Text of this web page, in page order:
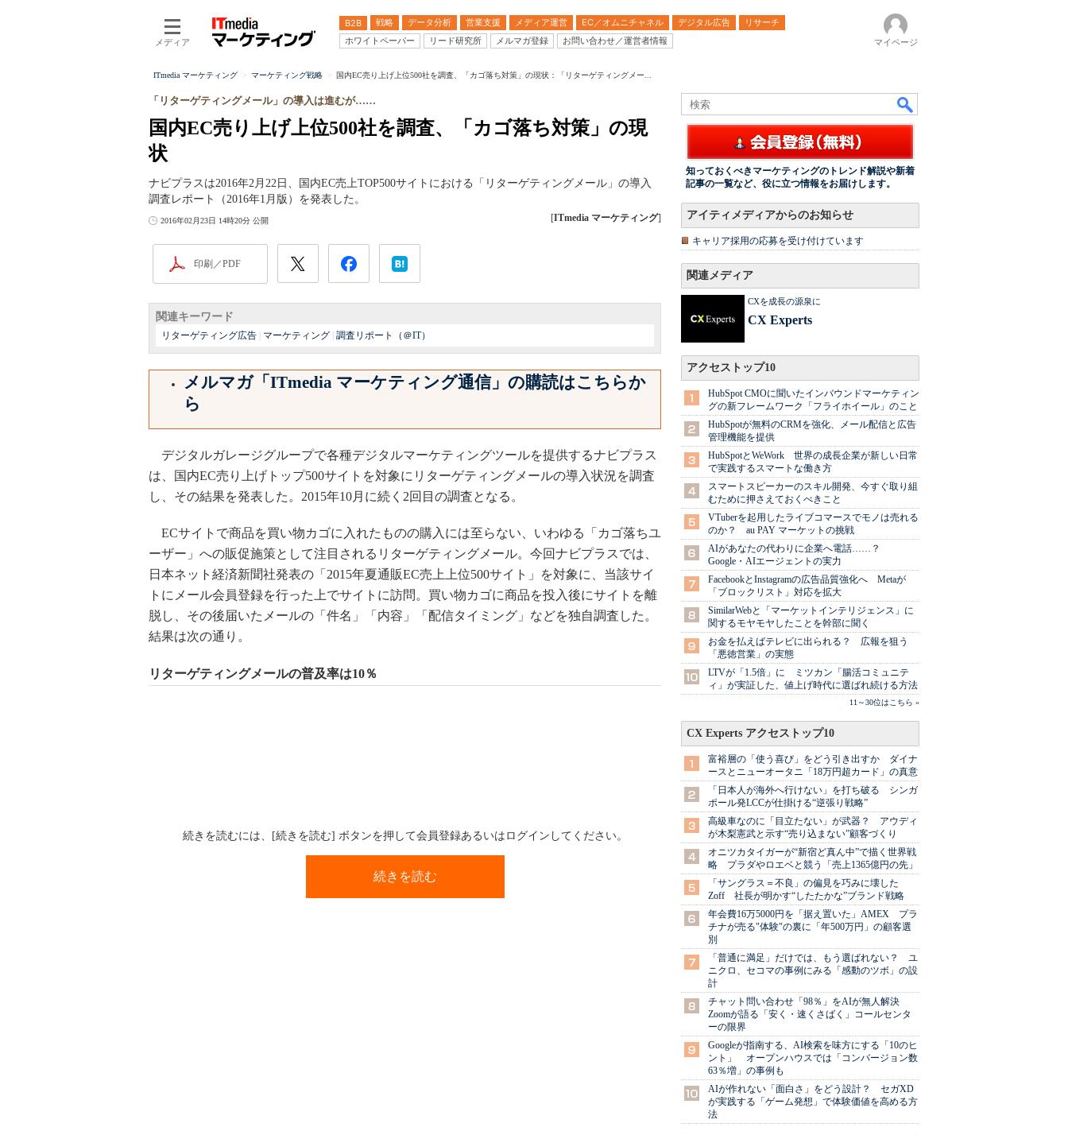
メディア
B2B 戦略 データ分析 営業支援 メディア運営 EC／オムニチャネル デジタル広告
リサーチ
ホワイトペーパー
リード研究所 メルマガ登録 お問い合わせ／運営者情報 マイページ
ITmedia マーケティング マーケティング戦略 国内EC売り上げ上位500社を調査、「カゴ落ち対策」の現状：「リターゲティングメー...
国内EC売り上げ上位500社を調査、「カゴ落ち対策」の現
状
「リターゲティングメール」の導入は進むが……
ナビプラスは2016年2月22日、国内EC売上TOP500サイトにおける「リターゲティングメール」の導入
調査レポート（2016年1月版）を発表した。
2016年02月23日 14時20分 公開 [ITmedia マーケティング]
印刷／PDF
関連キーワード
リターゲティング広告 マーケティング 調査リポート（＠IT）
メルマガ「ITmedia マーケティング通信」の購読はこちらか
ら
デジタルガレージグループで各種デジタルマーケティングツールを提供するナビプラス
は、国内EC売り上げトップ500サイトを対象にリターゲティングメールの導入状況を調査
し、その結果を発表した。2015年10月に続く2回目の調査となる。
ECサイトで商品を買い物カゴに入れたものの購入には至らない、いわゆる「カゴ落ちユ
ーザー」への販促施策として注目されるリターゲティングメール。今回ナビプラスでは、
日本ネット経済新聞社発表の「2015年夏通販EC売上上位500サイト」を対象に、当該サイ
トにメール会員登録を行った上でサイトに訪問。買い物カゴに商品を投入後にサイトを離
脱し、その後届いたメールの「件名」「内容」「配信タイミング」などを独自調査した。
結果は次の通り。
リターゲティングメールの普及率は10％
続きを読むには、[続きを読む] ボタンを押して会員登録あるいはログインしてください。
続きを読む
知っておくべきマーケティングのトレンド解説や新着
記事の一覧など、役に立つ情報をお届けします。
アイティメディアからのお知らせ
キャリア採用の応募を受け付けています
関連メディア
CXを成長の源泉に
CX Experts
アクセストップ10
HubSpot CMOに聞いたインバウンドマーケティン
グの新フレームワーク「フライホイール」のこと
HubSpotが無料のCRMを強化、メール配信と広告
管理機能を提供
HubSpotとWeWork 世界の成長企業が新しい日常
で実践するスマートな働き方
スマートスピーカーのスキル開発、今すぐ取り組
むために押さえておくべきこと
VTuberを起用したライブコマースでモノは売れる
のか？ au PAY マーケットの挑戦
AIがあなたの代わりに企業へ電話……？
Google・AIエージェントの実力
FacebookとInstagramの広告品質強化へ Metaが
「ブロックリスト」対応を拡大
SimilarWebと「マーケットインテリジェンス」に
関するモヤモヤしたことを幹部に聞く
お金を払えばテレビに出られる？ 広報を狙う
「悪徳営業」の実態
LTVが「1.5倍」に ミツカン「腸活コミュニテ
ィ」が実証した、値上げ時代に選ばれ続ける方法
11～30位はこちら »
CX Experts アクセストップ10
富裕層の「使う喜び」をどう引き出すか ダイナ
ースとニューオータニ「18万円超カード」の真意
「日本人が海外へ行けない」を打ち破る シンガ
ポール発LCCが仕掛ける“逆張り戦略”
高級車なのに「目立たない」が武器？ アウディ
が木梨憲武と示す“売り込まない”顧客づくり
オニツカタイガーが“新宿ど真ん中”で描く世界戦
略 プラダやロエベと競う「売上1365億円の先」
「サングラス＝不良」の偏見を巧みに壊した
Zoff 社長が明かす“したたかな”ブランド戦略
年会費16万5000円を「据え置いた」AMEX プラ
チナが売る"体験"の裏に「年500万円」の顧客選
別
「普通に満足」だけでは、もう選ばれない？ ユ
ニクロ、セコマの事例にみる「感動のツボ」の設
計
チャット問い合わせ「98％」をAIが無人解決
Zoomが語る「安く・速くさばく」コールセンタ
ーの限界
Googleが指南する、AI検索を味方にする「10のヒ
ント」 オープンハウスでは「コンバージョン数
63％増」の事例も
AIが作れない「面白さ」をどう設計？ セガXD
が実践する「ゲーム発想」で体験価値を高める方
法